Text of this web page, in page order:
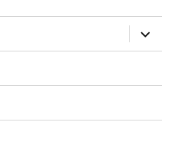
Alt
menüyü
genişlet